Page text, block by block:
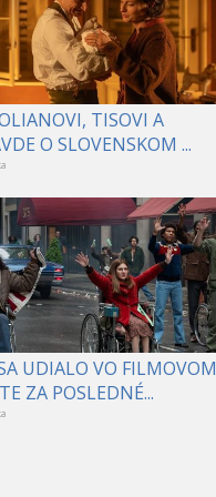
TISOVI A
O SLOVENSKOM ...
UDIALO VO FILMOVOM
ZA POSLEDNÉ...